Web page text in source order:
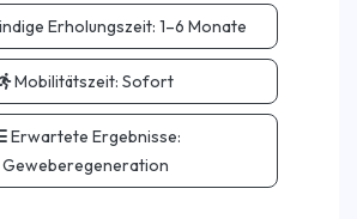
Erholungszeit: 1–6 Monate
Mobilitätszeit: Sofort
Erwartete Ergebnisse:
Geweberegeneration